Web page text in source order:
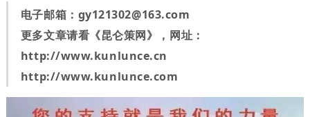
电子邮箱： gy121302@163.com
更多文章请看《昆仑策网》，网址：
http://www.kunlunce.cn
http://www.kunlunce.com